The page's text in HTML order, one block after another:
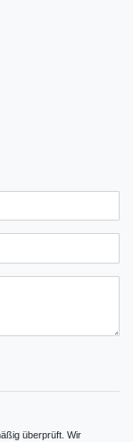
überprüft. Wir